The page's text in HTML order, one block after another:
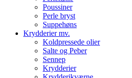
Poussiner
Perle bryst
Suppehøns
Krydderier mv.
Koldpressede olier
Salte og Peber
Sennep
Krydderier